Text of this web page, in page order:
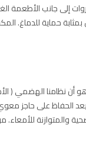
إلى جانب الأطعمة
حماية للدماغ.
أن نظامنا الهضمي (
يعد الحفاظ على حاجز
والمتوازنة